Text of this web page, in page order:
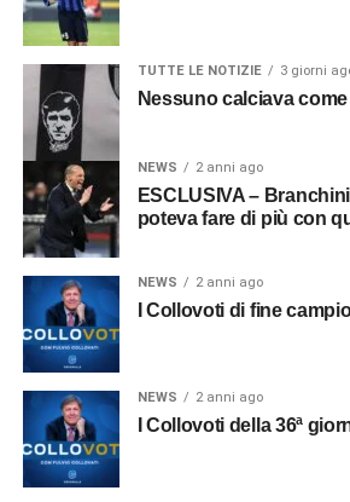
TUTTE LE NOTIZIE 3 giorni
Nessuno calciava
NEWS 2 anni ago
ESCLUSIVA –
poteva fare di più con
NEWS 2 anni ago
I Collovoti di fine
NEWS 2 anni ago
I Collovoti della 36ª